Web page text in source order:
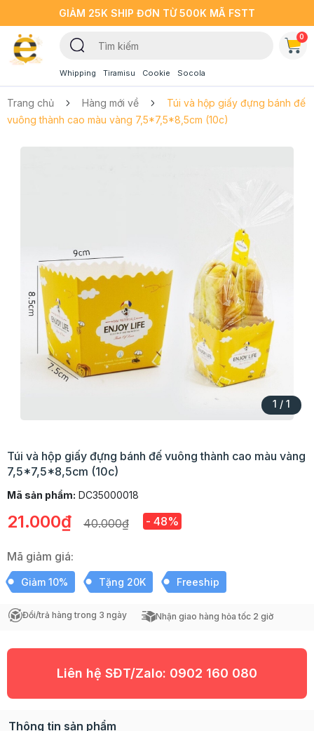
GIẢM 25K SHIP ĐƠN TỪ 500K MÃ FSTT
Whipping Tiramisu Cookie Socola
0
Trang chủ Hàng mới về
Túi và hộp giấy đựng bánh đế
vuông thành cao màu vàng 7,5*7,5*8,5cm (10c)
1 / 1
Túi và hộp giấy đựng bánh đế vuông thành cao màu vàng
7,5*7,5*8,5cm (10c)
Mã sản phẩm: DC35000018
21.000₫ 40.000₫ - 48%
Mã giảm giá:
Giảm 10% Tặng 20K Freeship
Đổi/trả hàng trong 3 ngày Nhận giao hàng hỏa tốc 2 giờ
Liên hệ SĐT/Zalo: 0902 160 080
Thông tin sản phẩm